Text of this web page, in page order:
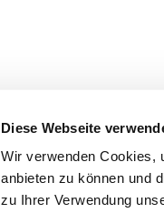
Diese Webseite
Wir verwenden Cookies,
anbieten zu können und
zu Ihrer Verwendung